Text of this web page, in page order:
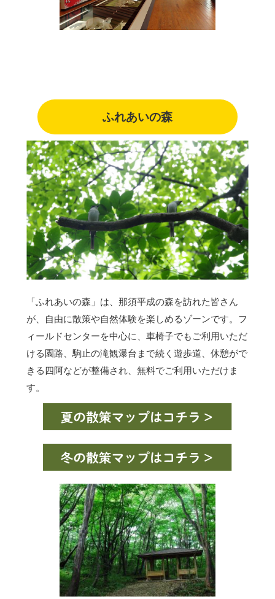
ふれあいの森
「ふれあいの森」は、那須平成の森を訪れた皆さん
が、自由に散策や自然体験を楽しめるゾーンです。フ
ィールドセンターを中心に、車椅子でもご利用いただ
ける園路、駒止の滝観瀑台まで続く遊歩道、休憩がで
きる四阿などが整備され、無料でご利用いただけま
す。